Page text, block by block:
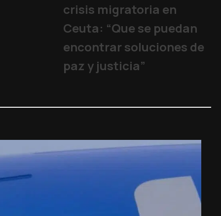
crisis migratoria en
Ceuta: “Que se puedan
encontrar soluciones de
paz y justicia”